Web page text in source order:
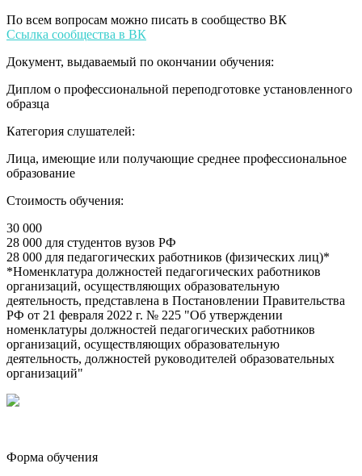
По всем вопросам можно писать в сообщество ВК
Ссылка сообщества в ВК
Документ, выдаваемый по окончании обучения:
Диплом о профессиональной переподготовке установленного
образца
Категория слушателей:
Лица, имеющие или получающие среднее профессиональное
образование
Стоимость обучения:
30 000
28 000 для студентов вузов РФ
28 000 для педагогических работников (физических лиц)*
*Номенклатура должностей педагогических работников
организаций, осуществляющих образовательную
деятельность, представлена в Постановлении Правительства
РФ от 21 февраля 2022 г. № 225 "Об утверждении
номенклатуры должностей педагогических работников
организаций, осуществляющих образовательную
деятельность, должностей руководителей образовательных
организаций"
Форма обучения